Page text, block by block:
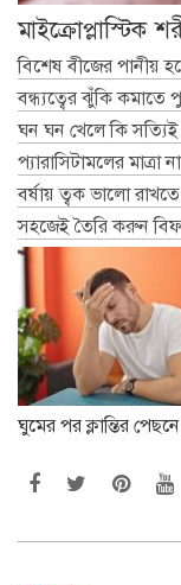
মাইক্রোপ্লাস্টিক
বিশেষ বীজের পানীয়
বন্ধ্যত্বের ঝুঁকি কমাতে
ঘন ঘন খেলে কি সত্যিই
প্যারাসিটামলের মাত্রা
বর্ষায় ত্বক ভালো
সহজেই তৈরি করুন
ঘুমের পর ক্লান্তির